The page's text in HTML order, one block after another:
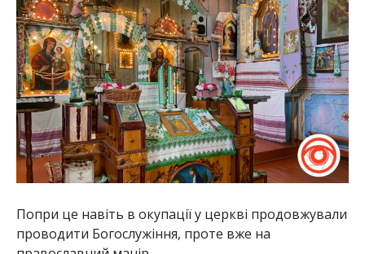
Попри це навіть в окупації у церкві продовжували
проводити Богослужіння, проте вже на